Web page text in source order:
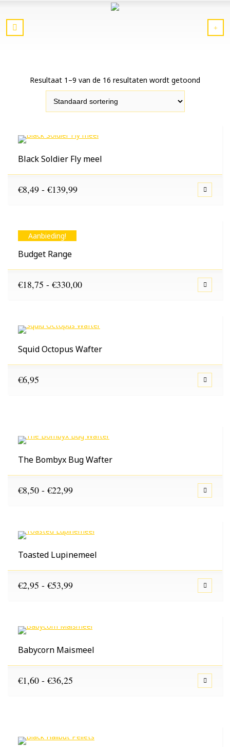
Resultaat 1–9 van de 16 resultaten wordt getoond
Black Soldier Fly meel
€8,49 - €139,99Prijsklasse:
Aanbieding!
Budget Range
€18,75 - €330,00Prijsklasse:
€330,00
Squid Octopus Wafter
€6,95
The Bombyx Bug Wafter
€8,50 - €22,99Prijsklasse:
€22,99
Toasted Lupinemeel
€2,95 - €53,99Prijsklasse:
€53,99
Babycorn Maismeel
€1,60 - €36,25